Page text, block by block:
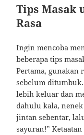
Tips Masak
Rasa
Ingin mencoba
beberapa tips
Pertama, gunakan
sebelum
lebih keluar dan
dahulu kala,
jintan sebentar,
sayuran!”